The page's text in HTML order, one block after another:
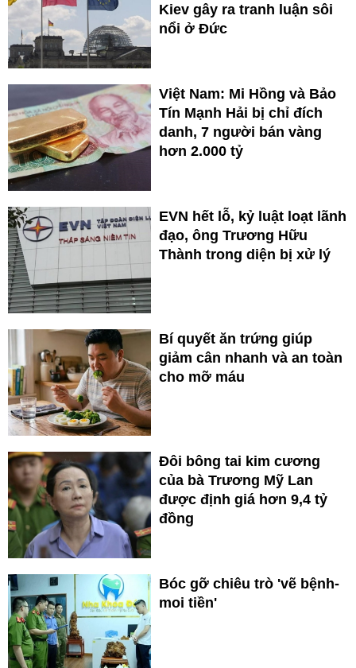
Kiev gây ra tranh luận sôi
nổi ở Đức
Việt Nam: Mi Hồng và Bảo
Tín Mạnh Hải bị chỉ đích
danh, 7 người bán vàng
hơn 2.000 tỷ
EVN hết lỗ, kỷ luật loạt lãnh
đạo, ông Trương Hữu
Thành trong diện bị xử lý
Bí quyết ăn trứng giúp
giảm cân nhanh và an toàn
cho mỡ máu
Đôi bông tai kim cương
của bà Trương Mỹ Lan
được định giá hơn 9,4 tỷ
đồng
Bóc gỡ chiêu trò 'vẽ bệnh-
moi tiền'